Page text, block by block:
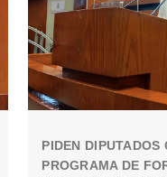
PIDEN DIPUTADOS
PROGRAMA DE